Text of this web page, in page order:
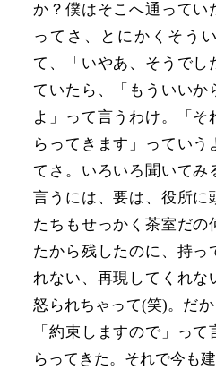
か？僕はそこへ通ってい
ってさ、とにかくそう
て、「いやあ、そうでし
ていたら、「もういいか
よ」って言うわけ。「そ
らってきます」っていう
てさ。いろいろ聞いてみ
言うには、要は、役所に
たちもせっかく茶室だの
たから残したのに、持っ
れない、再現してくれな
怒られちゃって(笑)。だか
「約束しますので」っ
らってきた。それで今も